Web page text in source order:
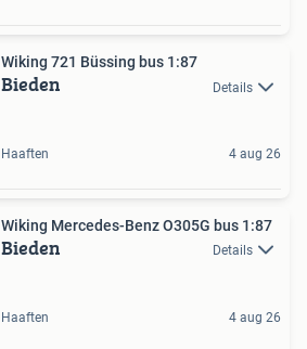
Wiking 721 Büssing bus 1:87
Bieden Details
Haaften 4 aug 26
Wiking Mercedes-Benz O305G bus 1:87
Bieden Details
Haaften 4 aug 26